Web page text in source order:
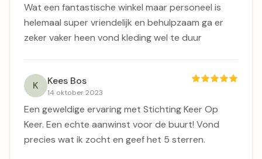
Wat een fantastische winkel maar personeel is
helemaal super vriendelijk en behulpzaam ga er
zeker vaker heen vond kleding wel te duur
K Kees Bos
14 oktober 2023
Een geweldige ervaring met Stichting Keer Op
Keer. Een echte aanwinst voor de buurt! Vond
precies wat ik zocht en geef het 5 sterren.